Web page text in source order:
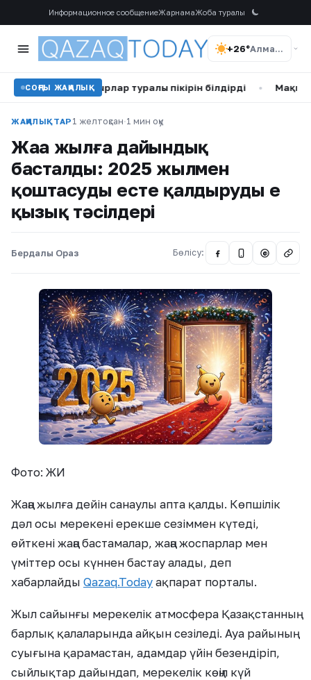
Информационное сообщениеЖарнамаЖоба туралы
+26° Алматы
СОҢҒЫ ЖАҢАЛЫҚ
бауырлар туралы пікірін білдірді • Мақпал
ЖАҢАЛЫҚТАР 1 желтоқсан·1 мин оқу
Жаңа жылға дайындық
басталды: 2025 жылмен
қоштасуды есте қалдырудың ең
қызық тәсілдері
Бердалы Ораз Бөлісу: @
Фото: ЖИ
Жаңа жылға дейін санаулы апта қалды. Көпшілік
дәл осы мерекені ерекше сезіммен күтеді,
өйткені жаңа бастамалар, жаңа жоспарлар мен
үміттер осы күннен бастау алады, деп
хабарлайды Qazaq.Today ақпарат порталы.
Жыл сайынғы мерекелік атмосфера Қазақстанның
барлық қалаларында айқын сезіледі. Ауа райының
суығына қарамастан, адамдар үйін безендіріп,
сыйлықтар дайындап, мерекелік көңіл күй